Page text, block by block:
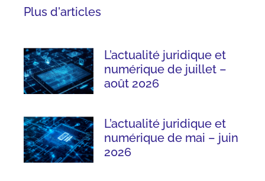
Plus d'articles
L’actualité juridique et
numérique de juillet –
août 2026
L’actualité juridique et
numérique de mai – juin
2026